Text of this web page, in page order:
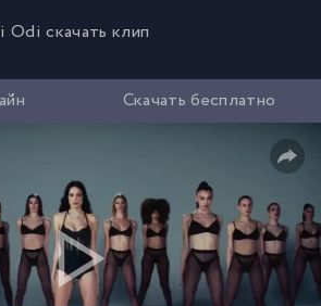
скачать клип
Скачать бесплатно